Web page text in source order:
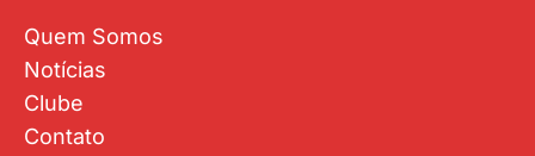
Quem Somos
Notícias
Clube
Contato